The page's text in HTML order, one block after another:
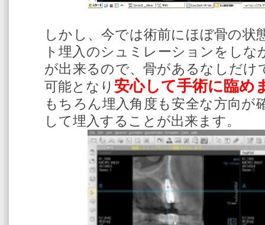
しかし、今では術前にほぼ骨の状
ト埋入のシュミレーションをしな
が出来るので、骨があるなしだけ
可能となり 安心して手術に臨め
もちろん埋入角度も安全な方向が
して埋入することが出来ます。